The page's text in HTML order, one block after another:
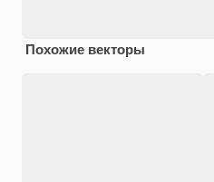
Похожие векторы